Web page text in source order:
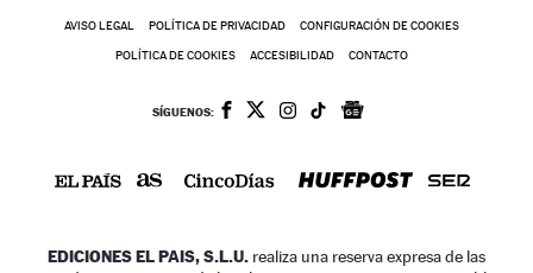
AVISO LEGAL POLÍTICA DE PRIVACIDAD CONFIGURACIÓN DE COOKIES
POLÍTICA DE COOKIES ACCESIBILIDAD CONTACTO
SÍGUENOS:
EDICIONES EL PAIS, S.L.U. realiza una reserva expresa de las